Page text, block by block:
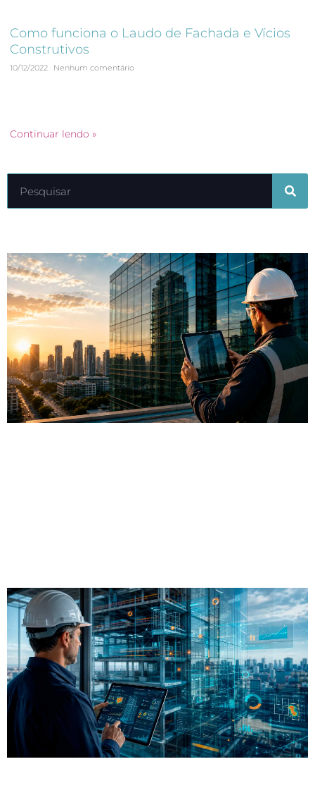
Como funciona o Laudo de Fachada e Vícios
Construtivos
10/12/2022 Nenhum comentário
Continuar lendo »